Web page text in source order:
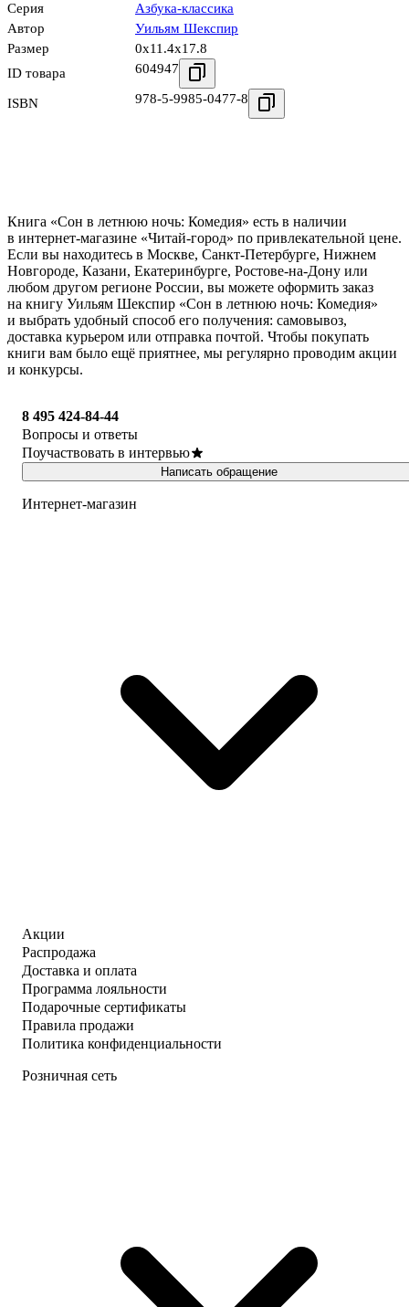
Серия
Азбука-классика
Автор
Уильям Шекспир
Размер
0x11.4x17.8
ID товара
604947
ISBN 978-5-9985-0477-8
Книга «Сон в летнюю ночь: Комедия» есть в наличии
в интернет-магазине «Читай-город» по привлекательной цене.
Если вы находитесь в Москве, Санкт-Петербурге, Нижнем
Новгороде, Казани, Екатеринбурге, Ростове-на-Дону или
любом другом регионе России, вы можете оформить заказ
на книгу Уильям Шекспир «Сон в летнюю ночь: Комедия»
и выбрать удобный способ его получения: самовывоз,
доставка курьером или отправка почтой. Чтобы покупать
книги вам было ещё приятнее, мы регулярно проводим акции
и конкурсы.
8 495 424-84-44
Вопросы и ответы
Поучаствовать в интервью
Написать обращение
Интернет-магазин
Акции
Распродажа
Доставка и оплата
Программа лояльности
Подарочные сертификаты
Правила продажи
Политика конфиденциальности
Розничная сеть